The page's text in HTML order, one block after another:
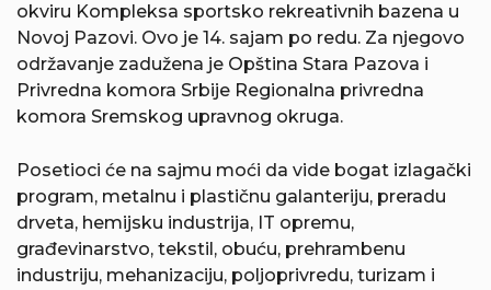
okviru Kompleksa sportsko rekreativnih bazena u
Novoj Pazovi. Ovo je 14. sajam po redu. Za njegovo
održavanje zadužena je Opština Stara Pazova i
Privredna komora Srbije Regionalna privredna
komora Sremskog upravnog okruga.
Posetioci će na sajmu moći da vide bogat izlagački
program, metalnu i plastičnu galanteriju, preradu
drveta, hemijsku industrija, IT opremu,
građevinarstvo, tekstil, obuću, prehrambenu
industriju, mehanizaciju, poljoprivredu, turizam i